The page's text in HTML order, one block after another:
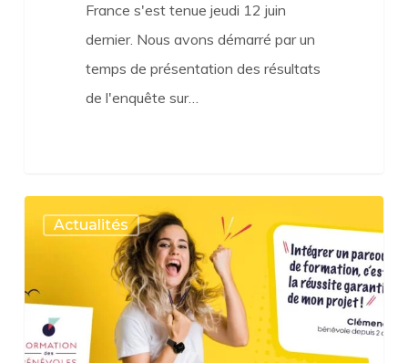
France s'est tenue jeudi 12 juin
dernier. Nous avons démarré par un
temps de présentation des résultats
de l'enquête sur…
Formation
des
:
portail
Actualités